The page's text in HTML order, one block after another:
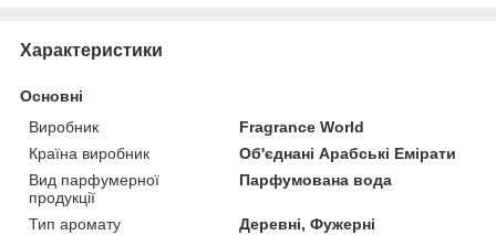
Характеристики
Основні
Виробник
Fragrance World
Країна виробник
Об'єднані Арабські Емірати
Вид парфумерної
продукції
Парфумована вода
Тип аромату
Деревні, Фужерні